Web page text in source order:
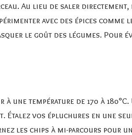
Au lieu de saler
avec des épices comme
le goût des légumes. Pour
température de 170 à
vos épluchures en une
les chips à mi-parcours pour